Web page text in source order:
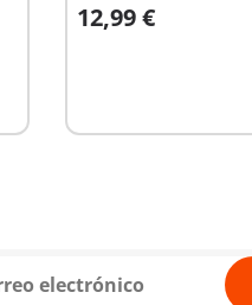
12,99 €
A la cesta